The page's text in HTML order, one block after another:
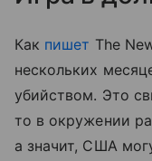
Как пишет The
нескольких
убийством. Это
то в окружении
а значит, США